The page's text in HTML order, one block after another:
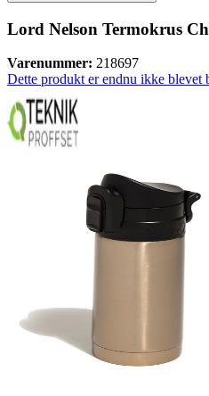
Lord Nelson Termokrus
Varenummer: 218697
Dette produkt er endnu ikke blevet